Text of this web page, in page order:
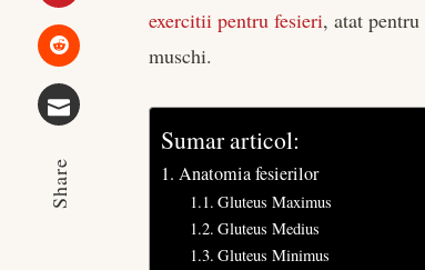
Pinterest
Stumbleupon
Share
exercitii pentru fesieri, atat
muschi.
Sumar articol:
Anatomia fesierilor
Gluteus Maximus
Gluteus Medius
Gluteus Minimus